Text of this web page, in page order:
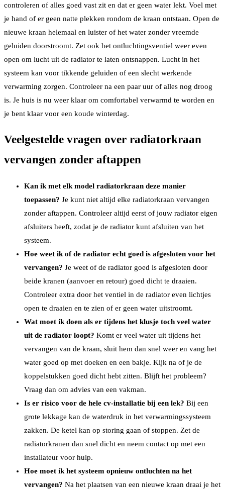
controleren of alles goed vast zit en dat er geen water lekt. Voel met
je hand of er geen natte plekken rondom de kraan ontstaan. Open de
nieuwe kraan helemaal en luister of het water zonder vreemde
geluiden doorstroomt. Zet ook het ontluchtingsventiel weer even
open om lucht uit de radiator te laten ontsnappen. Lucht in het
systeem kan voor tikkende geluiden of een slecht werkende
verwarming zorgen. Controleer na een paar uur of alles nog droog
is. Je huis is nu weer klaar om comfortabel verwarmd te worden en
je bent klaar voor een koude winterdag.
Veelgestelde vragen over radiatorkraan
vervangen zonder aftappen
Kan ik met elk model radiatorkraan deze manier
toepassen? Je kunt niet altijd elke radiatorkraan vervangen
zonder aftappen. Controleer altijd eerst of jouw radiator eigen
afsluiters heeft, zodat je de radiator kunt afsluiten van het
systeem.
Hoe weet ik of de radiator echt goed is afgesloten voor het
vervangen? Je weet of de radiator goed is afgesloten door
beide kranen (aanvoer en retour) goed dicht te draaien.
Controleer extra door het ventiel in de radiator even lichtjes
open te draaien en te zien of er geen water uitstroomt.
Wat moet ik doen als er tijdens het klusje toch veel water
uit de radiator loopt? Komt er veel water uit tijdens het
vervangen van de kraan, sluit hem dan snel weer en vang het
water goed op met doeken en een bakje. Kijk na of je de
koppelstukken goed dicht hebt zitten. Blijft het probleem?
Vraag dan om advies van een vakman.
Is er risico voor de hele cv-installatie bij een lek? Bij een
grote lekkage kan de waterdruk in het verwarmingssysteem
zakken. De ketel kan op storing gaan of stoppen. Zet de
radiatorkranen dan snel dicht en neem contact op met een
installateur voor hulp.
Hoe moet ik het systeem opnieuw ontluchten na het
vervangen? Na het plaatsen van een nieuwe kraan draai je het